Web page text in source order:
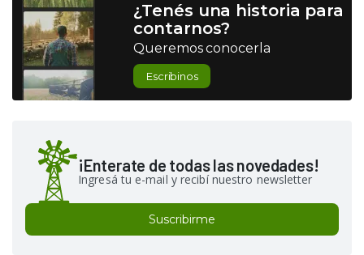
¿Tenés una historia para
contarnos?
Queremos conocerla
Escribinos
¡Enterate de todas las novedades!
Ingresá tu e-mail y recibí nuestro newsletter
Suscribirme